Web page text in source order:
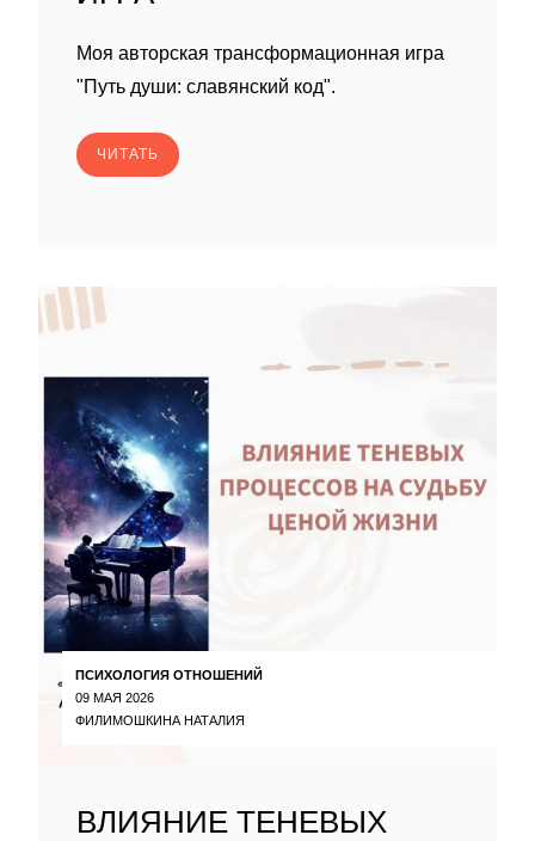
Моя авторская трансформационная игра
"Путь души: славянский код".
ЧИТАТЬ
ПСИХОЛОГИЯ ОТНОШЕНИЙ
09 МАЯ 2026
ФИЛИМОШКИНА НАТАЛИЯ
ВЛИЯНИЕ ТЕНЕВЫХ